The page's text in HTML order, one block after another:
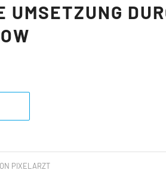
UMSETZUNG
PIXELARZT